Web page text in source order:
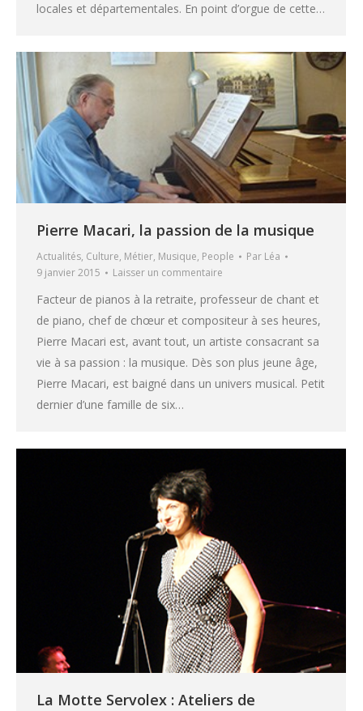
locales et départementales. En point d’orgue de cette…
Pierre Macari, la passion de la musique
Actualités, Culture, Métier, Musique, People Par Léa
9 janvier 2015
Laisser un commentaire
Facteur de pianos à la retraite, professeur de chant et
de piano, chef de chœur et compositeur à ses heures,
Pierre Macari est, avant tout, un artiste consacrant sa
vie à sa passion : la musique. Dès son plus jeune âge,
Pierre Macari, est baigné dans un univers musical. Petit
dernier d’une famille de six…
La Motte Servolex : Ateliers de